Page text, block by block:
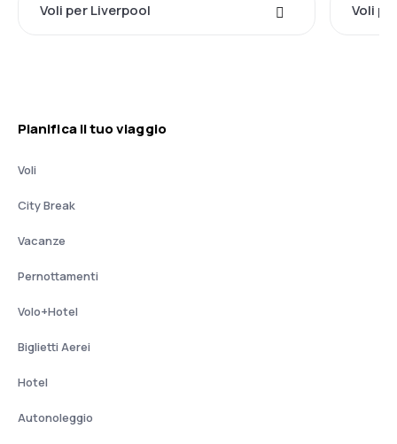
Voli per Liverpool Voli
Pianifica il tuo viaggio
Voli
City Break
Vacanze
Pernottamenti
Volo+Hotel
Biglietti Aerei
Hotel
Autonoleggio